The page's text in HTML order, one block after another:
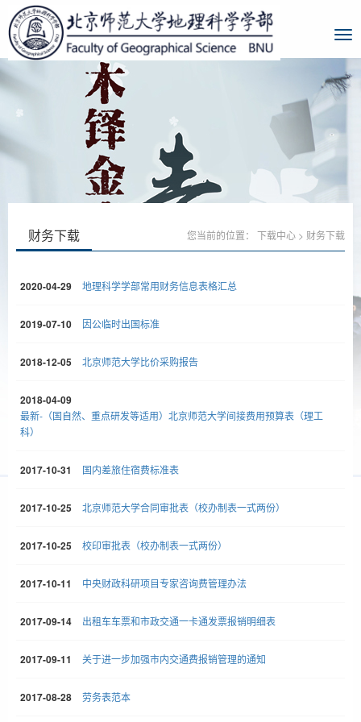
财务下载 您当前的位置： 下载中心 > 财务下载
2020-04-29 地理科学学部常用财务信息表格汇总
2019-07-10 因公临时出国标准
2018-12-05 北京师范大学比价采购报告
2018-04-09
最新-（国自然、重点研发等适用）北京师范大学间接费用预算表（理工
科）
2017-10-31 国内差旅住宿费标准表
2017-10-25 北京师范大学合同审批表（校办制表一式两份）
2017-10-25 校印审批表（校办制表一式两份）
2017-10-11 中央财政科研项目专家咨询费管理办法
2017-09-14 出租车车票和市政交通一卡通发票报销明细表
2017-09-11 关于进一步加强市内交通费报销管理的通知
2017-08-28 劳务表范本